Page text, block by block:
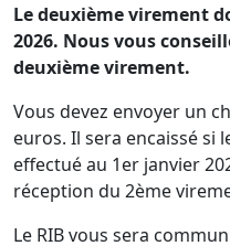
Le deuxième virement
2026. Nous vous
deuxième virement.
Vous devez envoyer un
euros. Il sera encaissé si
effectué au 1er janvier
réception du 2ème
Le RIB vous sera